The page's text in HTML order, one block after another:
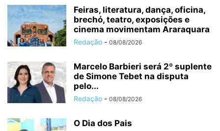
Feiras, literatura, dança, oficina,
brechó, teatro, exposições e
cinema movimentam Araraquara
Redação - 08/08/2026
Marcelo Barbieri será 2º suplente
de Simone Tebet na disputa
pelo...
Redação - 08/08/2026
O Dia dos Pais